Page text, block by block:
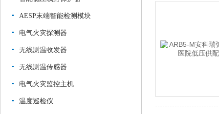
AESP末端智能检测模块
电气火灾探测器
无线测温收发器
无线测温传感器
电气火灾监控主机
温度巡检仪